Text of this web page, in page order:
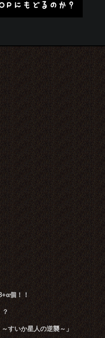
にもどるのか？
個！！
すいか星人の逆襲～」